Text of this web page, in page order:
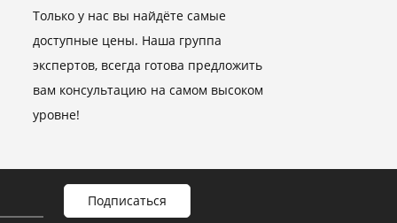
Только у нас вы найдёте самые
доступные цены. Наша группа
экспертов, всегда готова предложить
вам консультацию на самом высоком
уровне!